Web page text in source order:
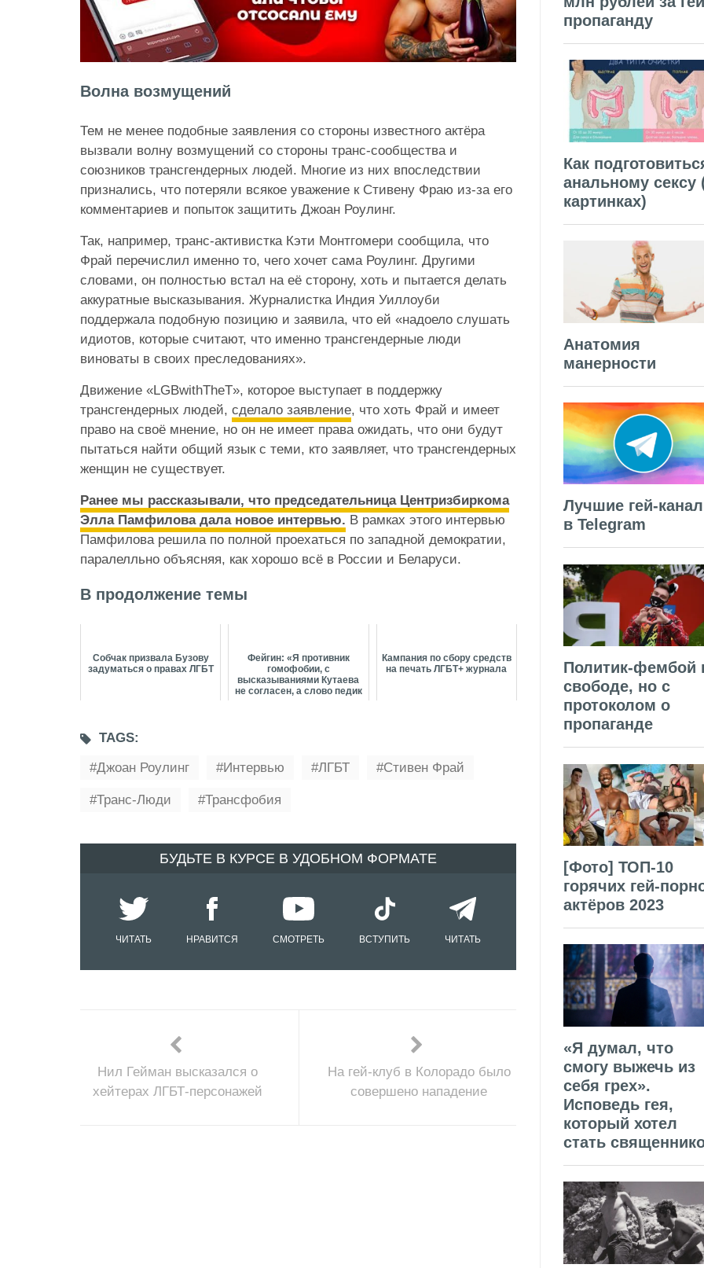
Волна возмущений
Тем не менее подобные заявления со стороны известного актёра
вызвали волну возмущений со стороны транс-сообщества и
союзников трансгендерных людей. Многие из них впоследствии
признались, что потеряли всякое уважение к Стивену Фраю из-за его
комментариев и попыток защитить Джоан Роулинг.
Так, например, транс-активистка Кэти Монтгомери сообщила, что
Фрай перечислил именно то, чего хочет сама Роулинг. Другими
словами, он полностью встал на её сторону, хоть и пытается делать
аккуратные высказывания. Журналистка Индия Уиллоуби
поддержала подобную позицию и заявила, что ей «надоело слушать
идиотов, которые считают, что именно трансгендерные люди
виноваты в своих преследованиях».
Движение «LGBwithTheT», которое выступает в поддержку
трансгендерных людей, сделало заявление, что хоть Фрай и имеет
право на своё мнение, но он не имеет права ожидать, что они будут
пытаться найти общий язык с теми, кто заявляет, что трансгендерных
женщин не существует.
Ранее мы рассказывали, что председательница Центризбиркома
Элла Памфилова дала новое интервью. В рамках этого интервью
Памфилова решила по полной проехаться по западной демократии,
паралелльно объясняя, как хорошо всё в России и Беларуси.
В продолжение темы
Собчак призвала Бузову
задуматься о правах ЛГБТ
Фейгин: «Я противник
гомофобии, с
высказываниями Кутаева
не согласен, а слово педик
Кампания по сбору средств
на печать ЛГБТ+ журнала
TAGS:
Джоан Роулинг
Интервью ЛГБТ Стивен Фрай
Транс-Люди Трансфобия
БУДЬТЕ В КУРСЕ В УДОБНОМ ФОРМАТЕ
ЧИТАТЬ НРАВИТСЯ СМОТРЕТЬ ВСТУПИТЬ ЧИТАТЬ
Нил Гейман высказался о
хейтерах ЛГБТ-персонажей
На гей-клуб в Колорадо было
совершено нападение
пропаганду
Как
анальному сексу
картинках)
Анатомия
манерности
Лучшие гей-
в Telegram
Политик-фембой
свободе, но с
протоколом о
пропаганде
[Фото] ТОП-10
горячих гей-
актёров 2023
«Я думал, что
смогу выжечь из
себя грех».
Исповедь гея,
который хотел
стать